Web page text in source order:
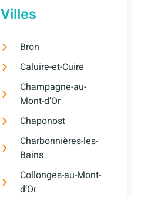
Villes
Bron
Caluire-et-Cuire
Champagne-au-
Mont-d’Or
Chaponost
Charbonnières-les-
Bains
Collonges-au-Mont-
d’Or